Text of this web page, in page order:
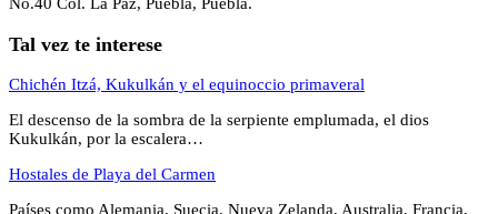
No.40 Col. La Paz, Puebla, Puebla.
Tal vez te interese
Chichén Itzá, Kukulkán y el equinoccio primaveral
El descenso de la sombra de la serpiente emplumada, el dios
Kukulkán, por la escalera…
Hostales de Playa del Carmen
Países como Alemania, Suecia, Nueva Zelanda, Australia, Francia,